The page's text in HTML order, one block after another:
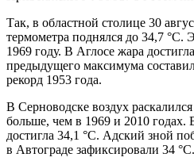
Так, в областной столице 30
термометра поднялся до 34,7 °С.
1969 году. В Аглосе жара
предыдущего максимума
рекорд 1953 года.
В Серноводске воздух
больше, чем в 1969 и 2010 годах.
достигла 34,1 °С. Адский зной
в Автограде зафиксировали 34 °С.